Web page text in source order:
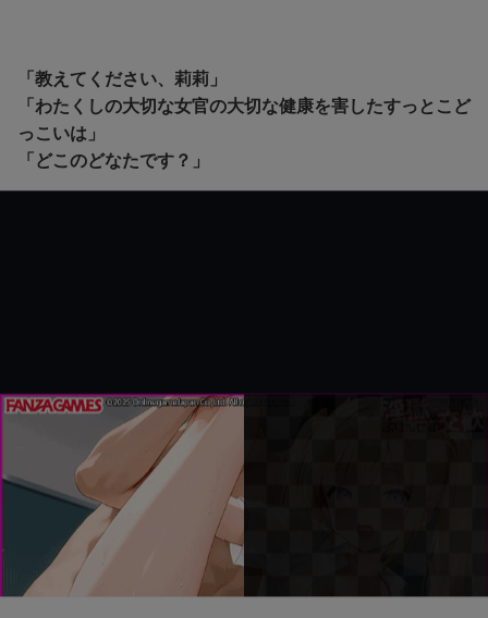
「教えてください、莉莉」
「わたくしの大切な女官の大切な健康を害したすっとこど
っこいは」
「どこのどなたです？」